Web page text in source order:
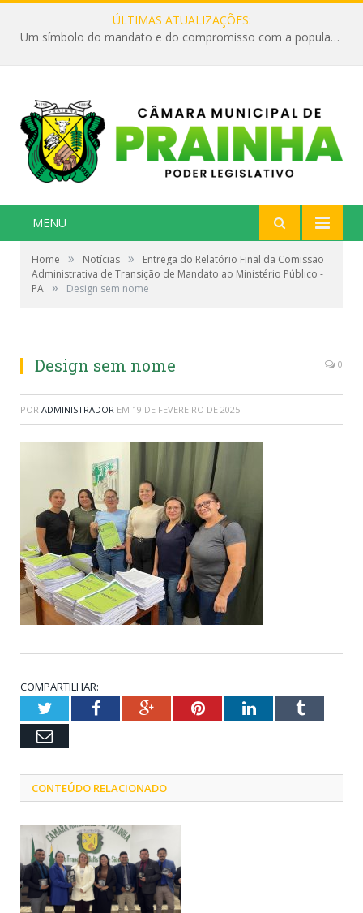
ÚLTIMAS ATUALIZAÇÕES:
Um símbolo do mandato e do compromisso com a população
MENU
Home » Notícias »
Entrega do Relatório Final da Comissão
Administrativa de Transição de Mandato ao Ministério Público -
PA » Design sem nome
Design sem nome 0
POR ADMINISTRADOR EM 19 DE FEVEREIRO DE 2025
COMPARTILHAR:
TwitterFacebookGoogle+PinterestLinkedInTumblr
Email
CONTEÚDO RELACIONADO